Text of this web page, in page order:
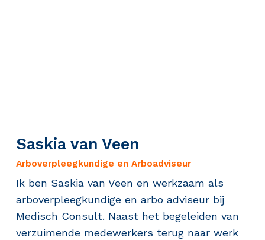
Saskia van Veen
Arboverpleegkundige en Arboadviseur
Ik ben Saskia van Veen en werkzaam als
arboverpleegkundige en arbo adviseur bij
Medisch Consult. Naast het begeleiden van
verzuimende medewerkers terug naar werk